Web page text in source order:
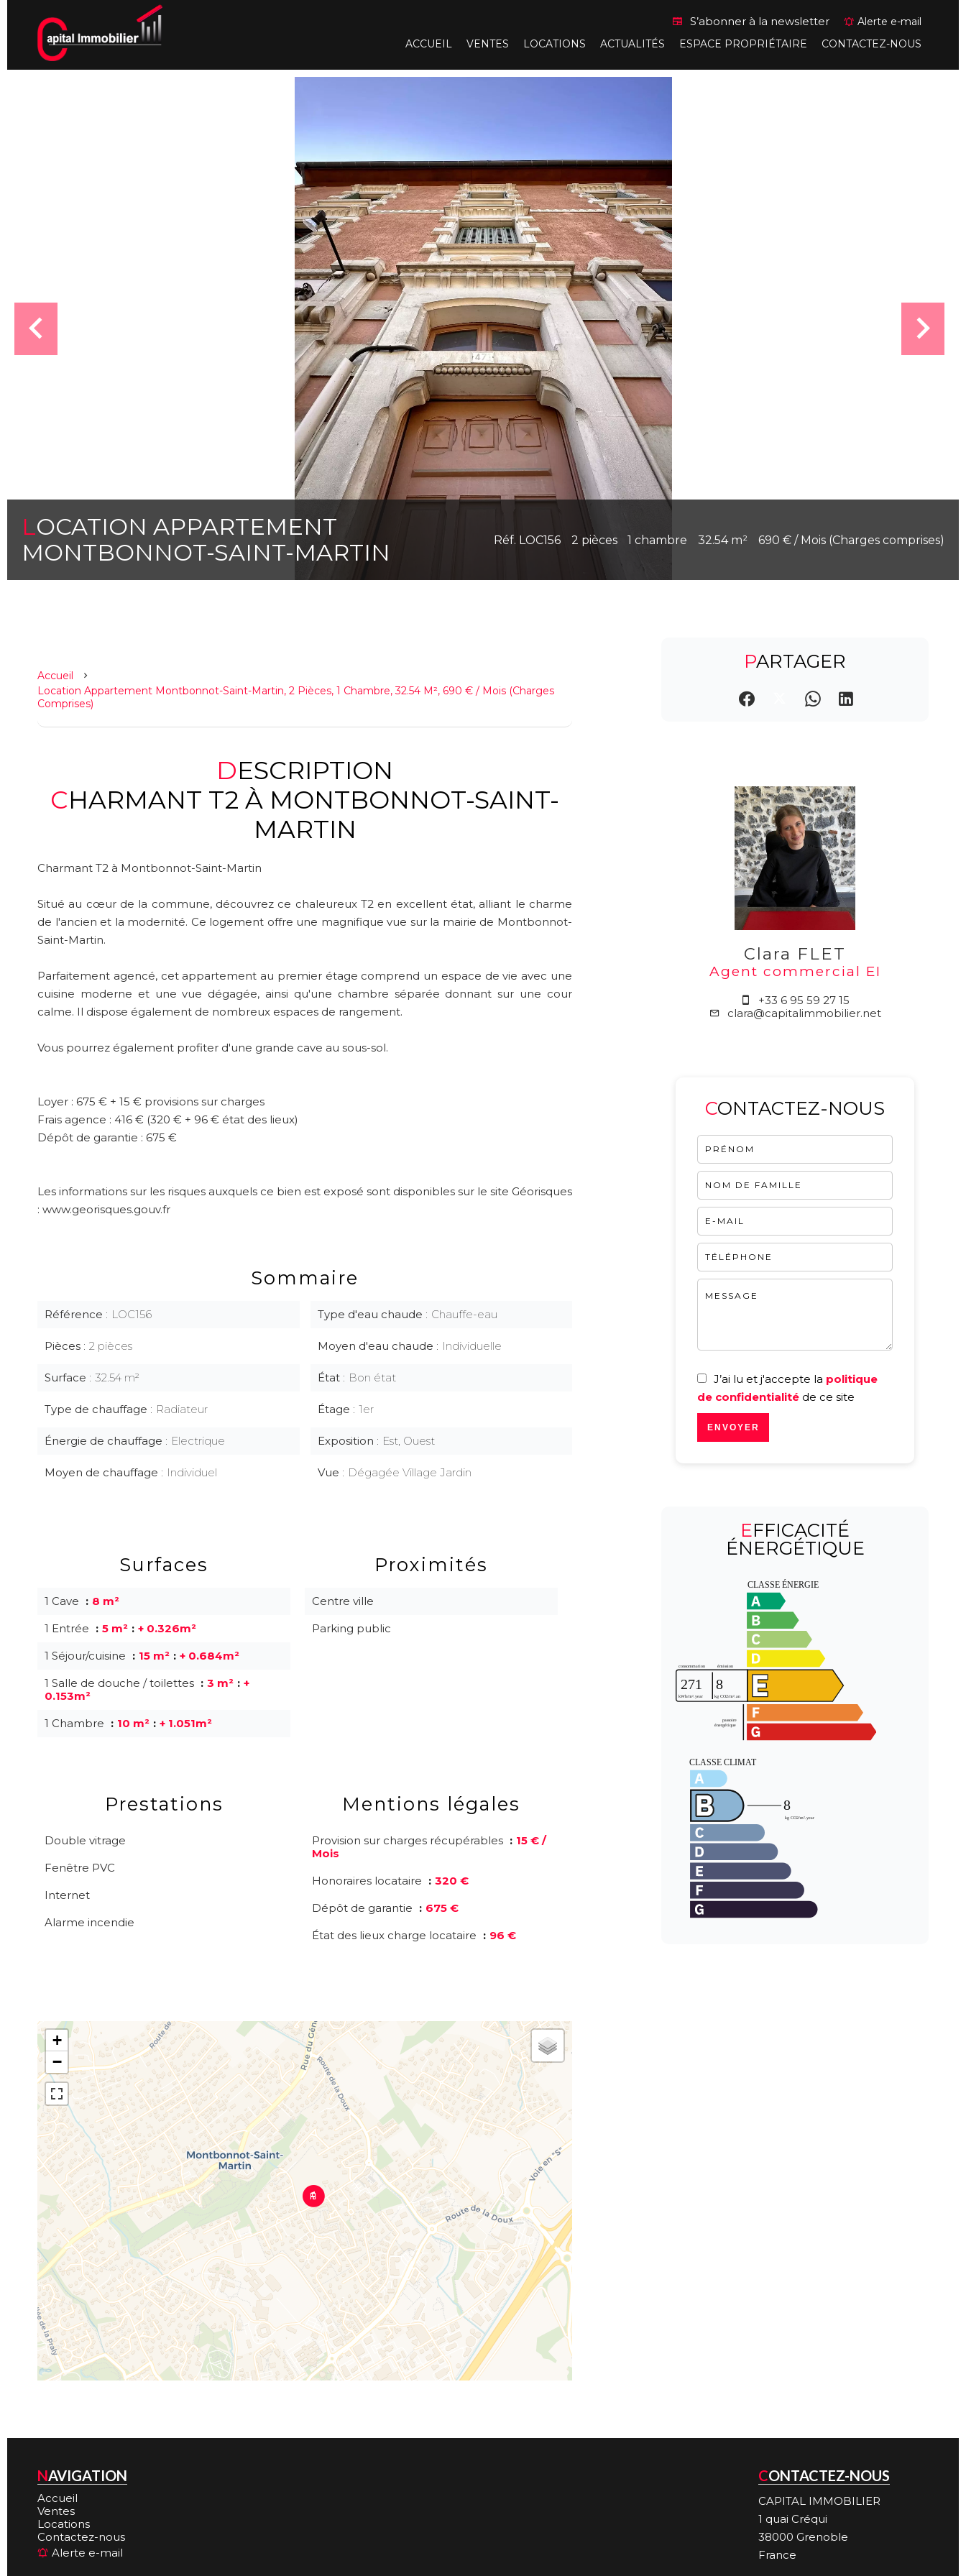
S’abonner à la newsletter
Alerte e-mail
ACCUEIL
VENTES LOCATIONS ACTUALITÉS ESPACE PROPRIÉTAIRE CONTACTEZ-NOUS
LOCATION APPARTEMENT
MONTBONNOT-SAINT-MARTIN
Réf. LOC156 2 pièces 1 chambre 32.54 m² 690 € / Mois (Charges comprises)
Accueil
Location Appartement Montbonnot-Saint-Martin, 2 Pièces, 1 Chambre, 32.54 M², 690 € / Mois (Charges
Comprises)
DESCRIPTION
CHARMANT T2 À MONTBONNOT-SAINT-
MARTIN
Charmant T2 à Montbonnot-Saint-Martin
Situé au cœur de la commune, découvrez ce chaleureux T2 en excellent état, alliant le charme
de l'ancien et la modernité. Ce logement offre une magnifique vue sur la mairie de Montbonnot-
Saint-Martin.
Parfaitement agencé, cet appartement au premier étage comprend un espace de vie avec une
cuisine moderne et une vue dégagée, ainsi qu'une chambre séparée donnant sur une cour
calme. Il dispose également de nombreux espaces de rangement.
Vous pourrez également profiter d'une grande cave au sous-sol.
Loyer : 675 € + 15 € provisions sur charges
Frais agence : 416 € (320 € + 96 € état des lieux)
Dépôt de garantie : 675 €
Les informations sur les risques auxquels ce bien est exposé sont disponibles sur le site Géorisques
: www.georisques.gouv.fr
Sommaire
Référence LOC156
Pièces 2 pièces
Surface 32.54 m²
Type de chauffage Radiateur
Énergie de chauffage Electrique
Moyen de chauffage Individuel
Type d'eau chaude Chauffe-eau
Moyen d'eau chaude Individuelle
État Bon état
Étage 1er
Exposition Est, Ouest
Vue Dégagée Village Jardin
Surfaces
1 Cave
8 m²
1 Entrée
5 m²
+ 0.326m²
1 Séjour/cuisine
15 m²
+ 0.684m²
1 Salle de douche / toilettes
3 m²
+
0.153m²
1 Chambre
10 m² + 1.051m²
Proximités
Centre ville
Parking public
Prestations
Double vitrage
Fenêtre PVC
Internet
Alarme incendie
Mentions légales
Provision sur charges récupérables
15 € /
Mois
Honoraires locataire
320 €
Dépôt de garantie
675 €
État des lieux charge locataire
96 €
+
−
PARTAGER
Clara FLET
Agent commercial EI
+33 6 95 59 27 15
clara@capitalimmobilier.net
CONTACTEZ-NOUS
J’ai lu et j'accepte la politique
de confidentialité de ce site
ENVOYER
EFFICACITÉ
ÉNERGÉTIQUE
NAVIGATION
Accueil
Ventes
Locations
Contactez-nous
Alerte e-mail
CONTACTEZ-NOUS
CAPITAL IMMOBILIER
1 quai Créqui
38000 Grenoble
France